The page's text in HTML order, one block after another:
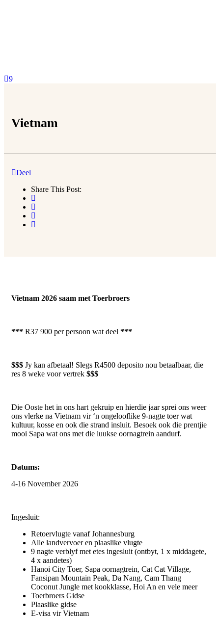
9
Vietnam
Deel
Share This Post:
Vietnam 2026 saam met Toerbroers
*** R37 900 per persoon wat deel ***
$$$ Jy kan afbetaal! Slegs R4500 deposito nou betaalbaar, die
res 8 weke voor vertrek $$$
Die Ooste het in ons hart gekruip en hierdie jaar sprei ons weer
ons vlerke na Vietnam vir ‘n ongelooflike 9-nagte toer wat
kultuur, kosse en ook die strand insluit. Besoek ook die prentjie
mooi Sapa wat ons met die luukse oornagtrein aandurf.
Datums:
4-16 November 2026
Ingesluit:
Retoervlugte vanaf Johannesburg
Alle landvervoer en plaaslike vlugte
9 nagte verblyf met etes ingesluit (ontbyt, 1 x middagete,
4 x aandetes)
Hanoi City Toer, Sapa oornagtrein, Cat Cat Village,
Fansipan Mountain Peak, Da Nang, Cam Thang
Coconut Jungle met kookklasse, Hoi An en vele meer
Toerbroers Gidse
Plaaslike gidse
E-visa vir Vietnam